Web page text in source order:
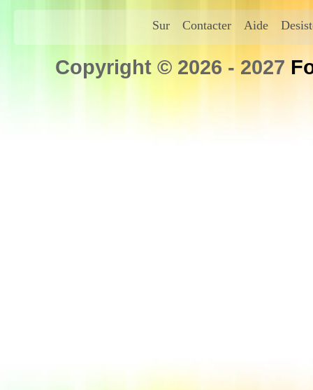
Sur Contacter Aide
Copyright © 2026 - 2027